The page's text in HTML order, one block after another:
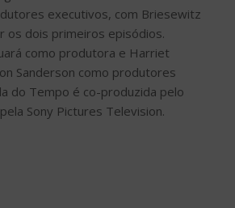
executivos, com Briesewitz
os dois primeiros episódios.
como produtora e Harriet
Sanderson como produtores
do Tempo é co-produzida pelo
Sony Pictures Television.